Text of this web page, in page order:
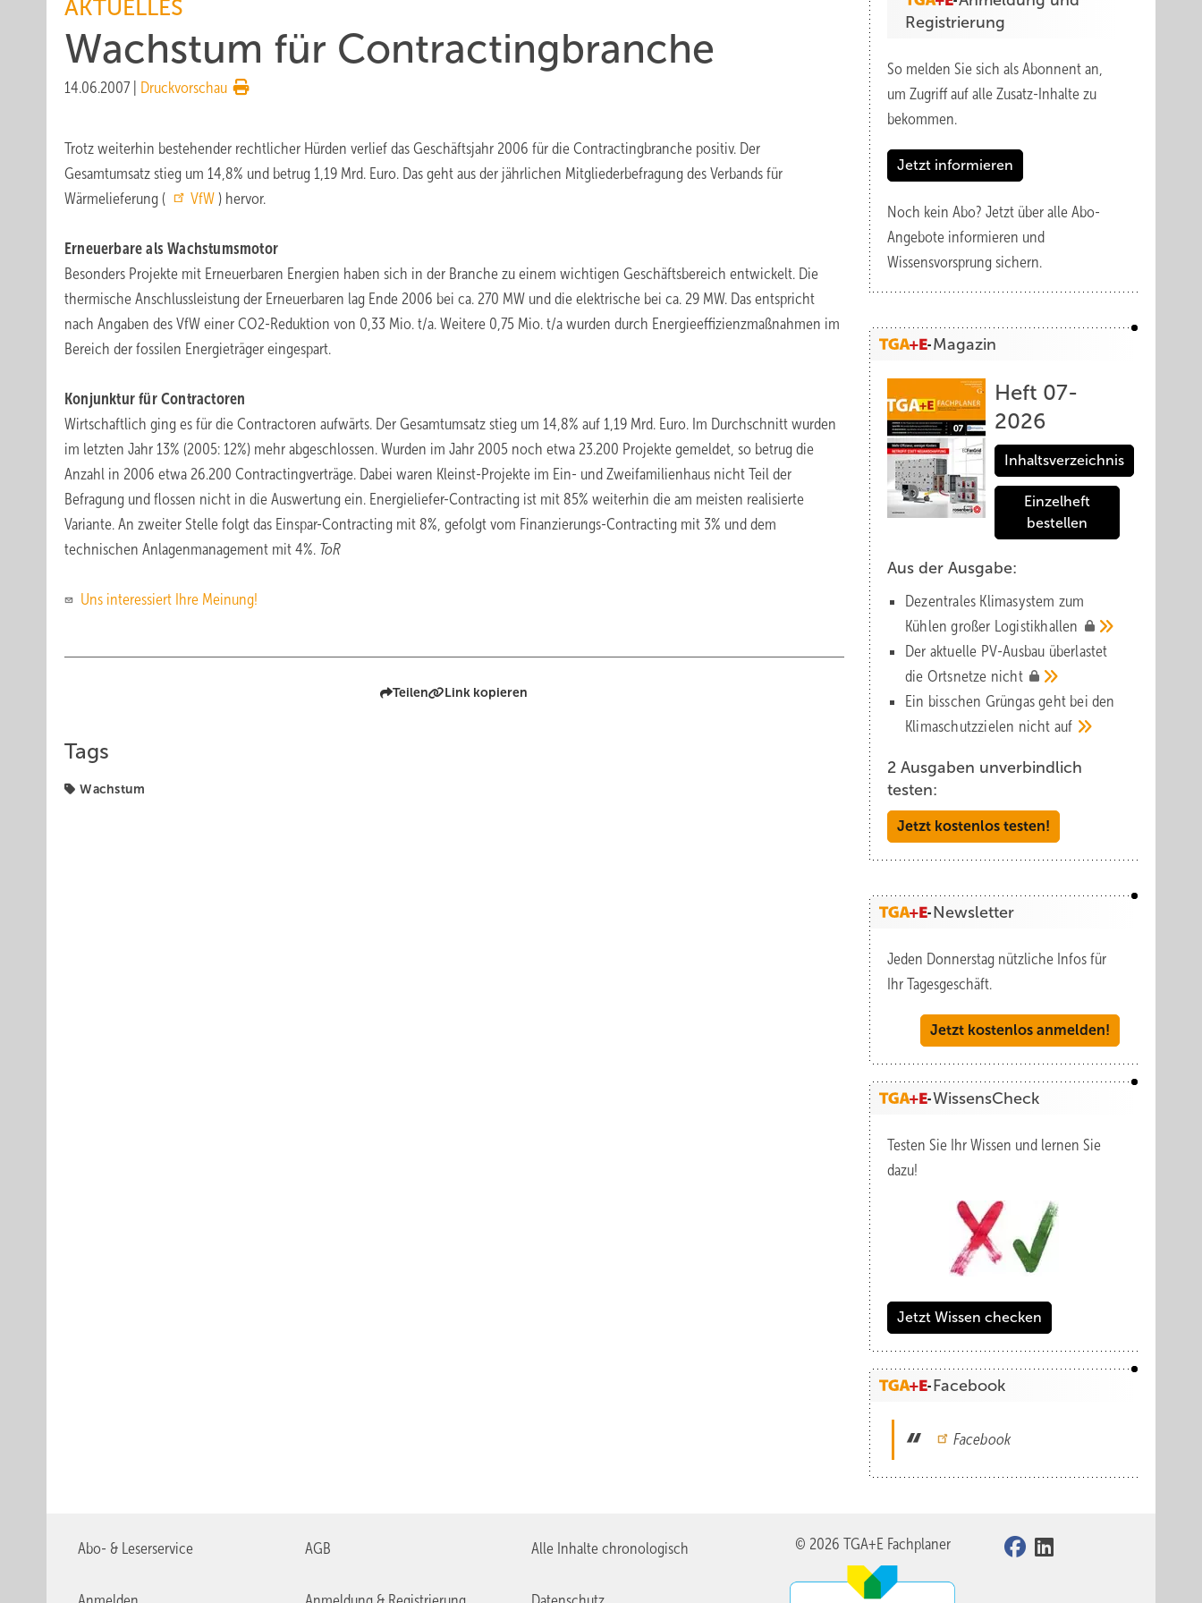
AKTUELLES
Wachstum für Contractingbranche
14.06.2007 Druckvorschau
Trotz weiterhin bestehender rechtlicher Hürden verlief das Geschäftsjahr 2006 für die Contractingbranche positiv. Der
Gesamtumsatz stieg um 14,8% und betrug 1,19 Mrd. Euro. Das geht aus der jährlichen Mitgliederbefragung des Verbands für
Wärmelieferung (
VfW ) hervor.
Erneuerbare als Wachstumsmotor
Besonders Projekte mit Erneuerbaren Energien haben sich in der Branche zu einem wichtigen Geschäftsbereich entwickelt. Die
thermische Anschlussleistung der Erneuerbaren lag Ende 2006 bei ca. 270 MW und die elektrische bei ca. 29 MW. Das entspricht
nach Angaben des VfW einer CO2-Reduktion von 0,33 Mio. t/a. Weitere 0,75 Mio. t/a wurden durch Energieeffizienzmaßnahmen im
Bereich der fossilen Energieträger eingespart.
Konjunktur für Contractoren
Wirtschaftlich ging es für die Contractoren aufwärts. Der Gesamtumsatz stieg um 14,8% auf 1,19 Mrd. Euro. Im Durchschnitt wurden
im letzten Jahr 13% (2005: 12%) mehr abgeschlossen. Wurden im Jahr 2005 noch etwa 23.200 Projekte gemeldet, so betrug die
Anzahl in 2006 etwa 26.200 Contractingverträge. Dabei waren Kleinst-Projekte im Ein- und Zweifamilienhaus nicht Teil der
Befragung und flossen nicht in die Auswertung ein. Energieliefer-Contracting ist mit 85% weiterhin die am meisten realisierte
Variante. An zweiter Stelle folgt das Einspar-Contracting mit 8%, gefolgt vom Finanzierungs-Contracting mit 3% und dem
technischen Anlagenmanagement mit 4%. ToR
Uns interessiert Ihre Meinung!
Teilen Link kopieren
Tags
Wachstum
Registrierung
So melden Sie sich als Abonnent an,
um Zugriff auf alle Zusatz-Inhalte zu
bekommen.
Jetzt informieren
Noch kein Abo? Jetzt über alle Abo-
Angebote informieren und
Wissensvorsprung sichern.
Magazin
Heft 07-
2026
Inhaltsverzeichnis
Einzelheft
bestellen
Aus der Ausgabe:
Dezentrales Klimasystem zum
Kühlen großer Logistik­hallen
Der aktuelle PV-Ausbau über­lastet
die Orts­netze nicht
Ein bisschen Grüngas geht bei den
Klima­schutz­zielen nicht auf
2 Ausgaben unverbindlich
testen:
Jetzt kostenlos testen!
Newsletter
Jeden Donnerstag nützliche Infos für
Ihr Tagesgeschäft.
Jetzt kostenlos anmelden!
WissensCheck
Testen Sie Ihr Wissen und lernen Sie
dazu!
Jetzt Wissen checken
Facebook
Facebook
Abo- & Leserservice AGB Alle Inhalte chronologisch © 2026 TGA+E Fachplaner